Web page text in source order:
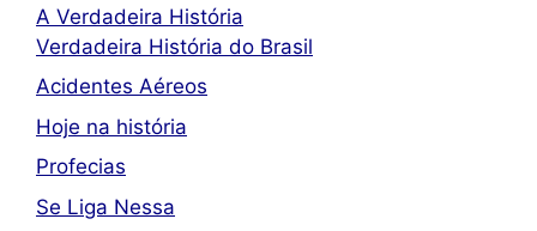
A Verdadeira História
Verdadeira História do Brasil
Acidentes Aéreos
Hoje na história
Profecias
Se Liga Nessa